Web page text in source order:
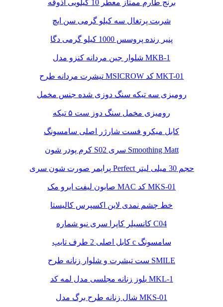
برنج طارم ممتاز معطر 10 کیلویی آذوقه
شربت پرتغال سه کیلو گرمی سن ایچ
پنیر رنده پروسس 1000 کیلو گرمی دگا
شلوار جین مردانه کنزو مدل MKB-1
تیشرت مردانه طرح MSICROW کد MKT-01
رومیزی سه تیکه سنگ دوزی شده جنس مخمل
رومیزی مخمل سنگ دوز ست ۵ تیکه
کابل میکرو فست شارژر اصلی سامسونگ
کرم پودر شون S02 سری Smoothing Matt
پرایمر صورت شون سری Perfect حجم 30 میلی لیتر
صابون لیفت ابرو مک MAC کد MKS-01
خط چشم نمدی لاین اکسپرس کالیستا
کانسیلر کاپرا سری نیو شماره C04
کابل اصلی 2 طرف تایپ c سامسونگ
ست تیشرت و شلوار زنانه طرح SMILE
بلوز زنانه مجلسی مدل لمه کد MKL-1
شال زنانه طرح برگ مدل MKS-01